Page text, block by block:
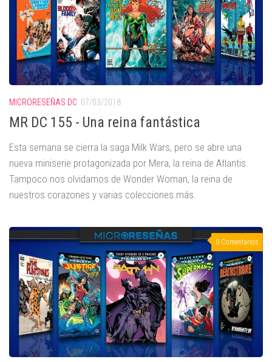
MICRORESEÑAS DC 07/03/2018
MR DC 155 - Una reina fantástica
Esta semana se cierra la saga Milk Wars, pero se abre una
nueva miniserie protagonizada por Mera, la reina de Atlantis.
Tampoco nos olvidamos de Wonder Woman, la reina de
nuestros corazones y varias colecciones más.
0 Comentarios